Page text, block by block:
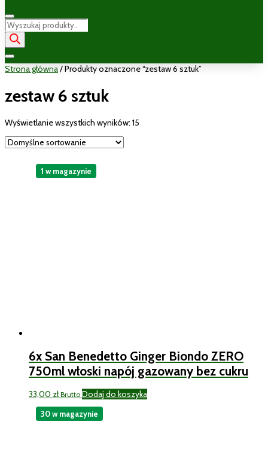
Wyszukiwarka
produktów
Strona główna/ Produkty oznaczone “zestaw 6 sztuk”
zestaw 6 sztuk
Wyświetlanie wszystkich wyników: 15
6x San Benedetto Ginger Biondo ZERO
750ml włoski napój gazowany bez cukru
33,00 zł Brutto Dodaj do koszyka
1 w magazynie
30 w magazynie